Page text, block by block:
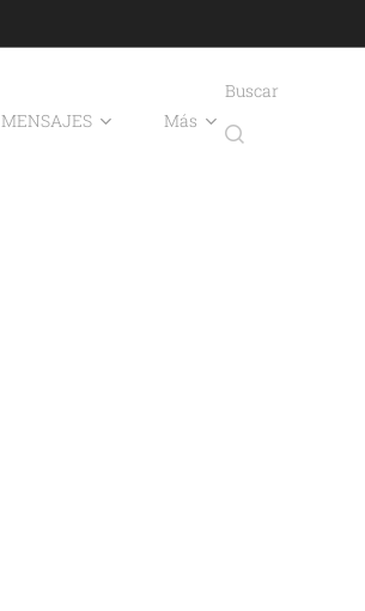
MENSAJES Más
Buscar